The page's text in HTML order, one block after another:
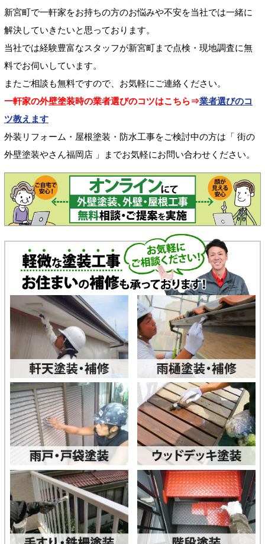
新宮町で一軒家をお持ちの方のお悩みや不安を当社では一緒に
解決していきたいと思っております。
当社では経験豊富なスタッフが新宮町まで点検・現地調査に無
料でお伺いしています。
またご相談も無料ですので、お気軽にご連絡ください。
一軒家の外壁塗装時の業者選びのコツはこちら⇒業者選びのコ
ツ教えます
外装リフォーム・屋根塗装・防水工事をご検討中の方は「 街の
外壁塗装やさん福岡店 」までお気軽にお問い合わせください。